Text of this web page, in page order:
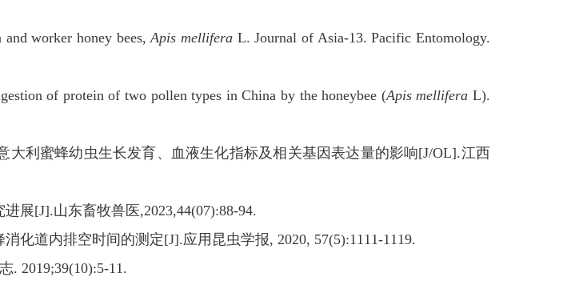
worker honey bees,Apis mellifera L. Journal of Asia-13. Pacific Entomology.
of protein of two pollen types in China by the honeybee (Apis mellifera L).
大利蜜蜂幼虫生长发育、血液生化指标及相关基因表达量的影响[J/OL].江西
进展[J].山东畜牧兽医,2023,44(07):88-94.
化道内排空时间的测定[J].应用昆虫学报, 2020, 57(5):1111-1119.
.2019;39(10):5-11.